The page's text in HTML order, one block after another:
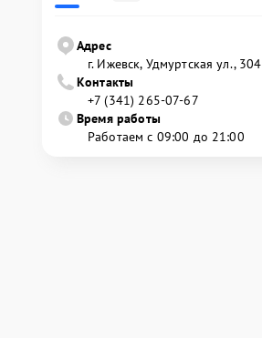
Адрес
г. Ижевск, Удмуртская ул., 304
Контакты
+7 (341) 265-07-67
Время работы
Работаем с 09:00 до 21:00